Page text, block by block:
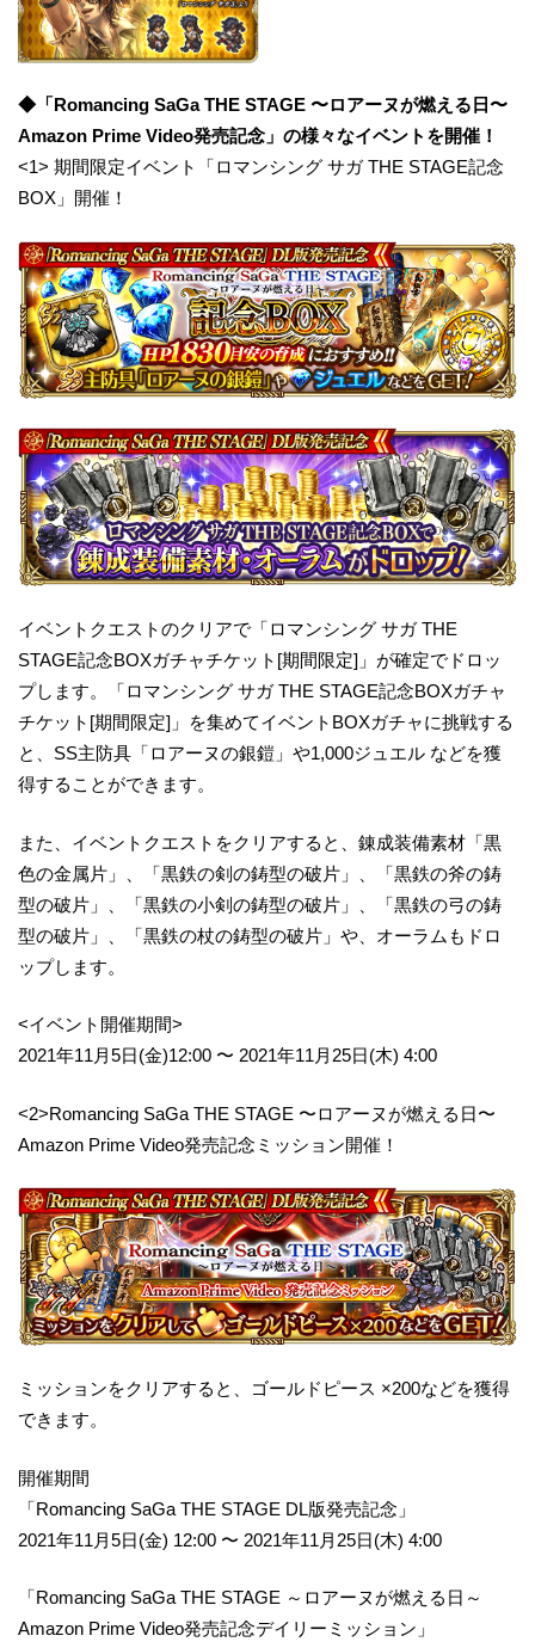
◆「Romancing SaGa THE STAGE 〜ロアーヌが燃える日〜
Amazon Prime Video発売記念」の様々なイベントを開催！
<1> 期間限定イベント「ロマンシング サガ THE STAGE記念
BOX」開催！
イベントクエストのクリアで「ロマンシング サガ THE
STAGE記念BOXガチャチケット[期間限定]」が確定でドロッ
プします。「ロマンシング サガ THE STAGE記念BOXガチャ
チケット[期間限定]」を集めてイベントBOXガチャに挑戦する
と、SS主防具「ロアーヌの銀鎧」や1,000ジュエル などを獲
得することができます。
また、イベントクエストをクリアすると、錬成装備素材「黒
色の金属片」、「黒鉄の剣の鋳型の破片」、「黒鉄の斧の鋳
型の破片」、「黒鉄の小剣の鋳型の破片」、「黒鉄の弓の鋳
型の破片」、「黒鉄の杖の鋳型の破片」や、オーラムもドロ
ップします。
<イベント開催期間>
2021年11月5日(金)12:00 〜 2021年11月25日(木) 4:00
<2>Romancing SaGa THE STAGE 〜ロアーヌが燃える日〜
Amazon Prime Video発売記念ミッション開催！
ミッションをクリアすると、ゴールドピース ×200などを獲得
できます。
開催期間
「Romancing SaGa THE STAGE DL版発売記念」
2021年11月5日(金) 12:00 〜 2021年11月25日(木) 4:00
「Romancing SaGa THE STAGE ～ロアーヌが燃える日～
Amazon Prime Video発売記念デイリーミッション」